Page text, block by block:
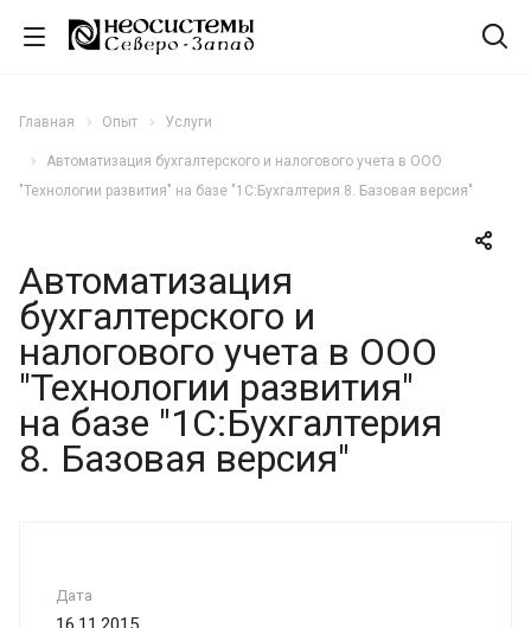
Главная Опыт Услуги
Автоматизация бухгалтерского и налогового учета в ООО
"Технологии развития" на базе "1С:Бухгалтерия 8. Базовая версия"
Автоматизация
бухгалтерского и
налогового учета в ООО
"Технологии развития"
на базе "1С:Бухгалтерия
8. Базовая версия"
Дата